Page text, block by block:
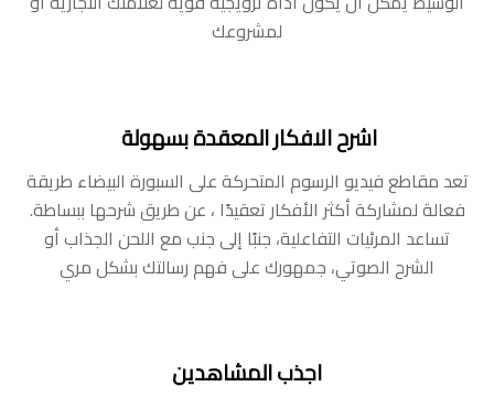
لمشروعك
اشرح الافكار المعقدة بسهولة
‫تعد مقاطع فيديو الرسوم المتحركة على السبورة البيضاء طريقة
فعالة لمشاركة أكثر الأفكار تعقيدًا ، عن طريق شرحها ببساطة.
تساعد المرئيات التفاعلية، جنبًا إلى جنب مع اللحن الجذاب أو
الشرح الصوتي، جمهورك على فهم رسالتك بشكل مري
‫اجذب المشاهدين